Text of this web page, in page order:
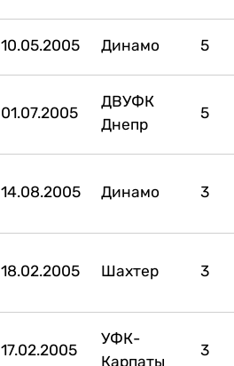
10.05.2005 Динамо 5
01.07.2005
ДВУФК
Днепр
5
14.08.2005 Динамо 3
18.02.2005 Шахтер 3
17.02.2005
УФК-
Карпаты
3